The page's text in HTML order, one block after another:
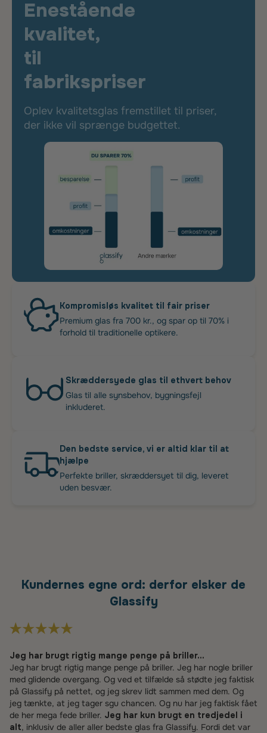
Enestående
kvalitet,
til
fabrikspriser
Oplev kvalitetsglas fremstillet til priser,
der ikke vil sprænge budgettet.
Kompromisløs kvalitet til fair priser
Premium glas fra 700 kr., og spar op til 70% i
forhold til traditionelle optikere.
Skræddersyede glas til ethvert behov
Glas til alle synsbehov, bygningsfejl
inkluderet.
Den bedste service, vi er altid klar til at
hjælpe
Perfekte briller, skræddersyet til dig, leveret
uden besvær.
Kundernes egne ord: derfor elsker de
Glassify
Jeg har brugt rigtig mange penge på briller...
Jeg har brugt rigtig mange penge på briller. Jeg har nogle briller
med glidende overgang. Og ved et tilfælde så stødte jeg faktisk
på Glassify på nettet, og jeg skrev lidt sammen med dem. Og
jeg tænkte, at jeg tager sgu chancen. Og nu har jeg faktisk fået
de her mega fede briller. Jeg har kun brugt en tredjedel i
alt, inklusiv de aller aller bedste glas fra Glassify. Fordi det var